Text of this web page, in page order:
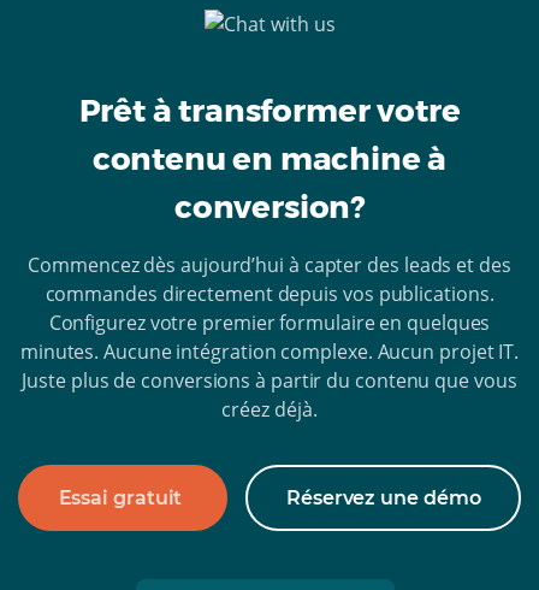
Prêt à transformer votre
contenu en machine à
conversion?
Commencez dès aujourd’hui à capter des leads et des
commandes directement depuis vos publications.
Configurez votre premier formulaire en quelques
minutes. Aucune intégration complexe. Aucun projet IT.
Juste plus de conversions à partir du contenu que vous
créez déjà.
Essai gratuit Réservez une démo